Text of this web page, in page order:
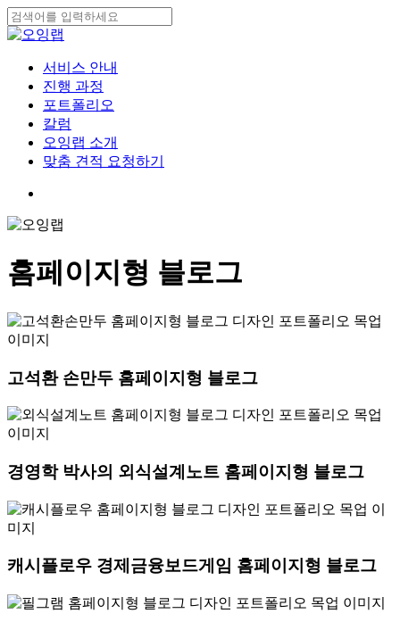
Skip
to
main
content
Close
search
Menu
서비스 안내
진행 과정
포트폴리오
칼럼
오잉랩 소개
맞춤 견적 요청하기
홈페이지형 블로그
고석환 손만두 홈페이지형 블로그
경영학 박사의 외식설계노트 홈페이지형 블로그
캐시플로우 경제금융보드게임 홈페이지형 블로그